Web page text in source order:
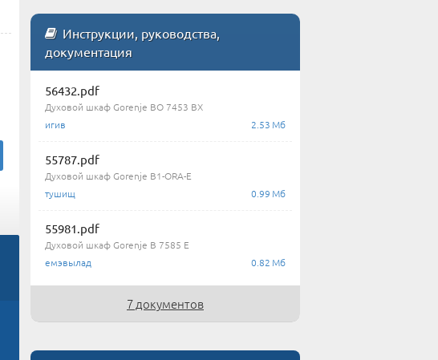
Инструкции, руководства,
документация
56432.pdf
Духовой шкаф Gorenje BO 7453 BX
игив
2.53 Мб
55787.pdf
Духовой шкаф Gorenje B1-ORA-E
тушищ
0.99 Мб
55981.pdf
Духовой шкаф Gorenje B 7585 E
емэвылад
0.82 Мб
7 документов